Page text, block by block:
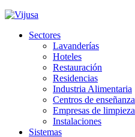
Sectores
Lavanderías
Hoteles
Restauración
Residencias
Industria Alimentaria
Centros de enseñanza
Empresas de limpieza
Instalaciones
Sistemas